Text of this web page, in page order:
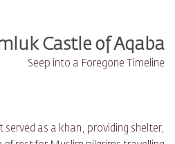
Castle of Aqaba
Seep into a Foregone Timeline
as a khan, providing shelter,